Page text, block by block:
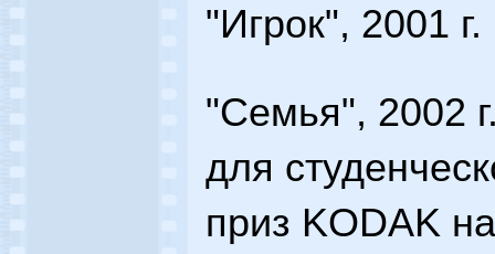
"Игрок", 2001 г.
"Семья", 2002
для
приз KODAK